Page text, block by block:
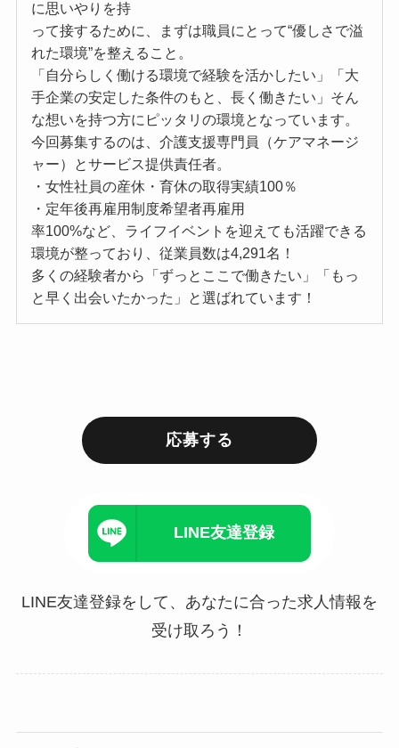
に思いやりを持
って接するために、まずは職員にとって“優しさで溢
れた環境”を整えること。
「自分らしく働ける環境で経験を活かしたい」「大
手企業の安定した条件のもと、長く働きたい」そん
な想いを持つ方にピッタリの環境となっています。
今回募集するのは、介護支援専門員（ケアマネージ
ャー）とサービス提供責任者。
・女性社員の産休・育休の取得実績100％
・定年後再雇用制度希望者再雇用
率100%など、ライフイベントを迎えても活躍できる
環境が整っており、従業員数は4,291名！
多くの経験者から「ずっとここで働きたい」「もっ
と早く出会いたかった」と選ばれています！
応募する
LINE友達登録
LINE友達登録をして、あなたに合った求人情報を
受け取ろう！